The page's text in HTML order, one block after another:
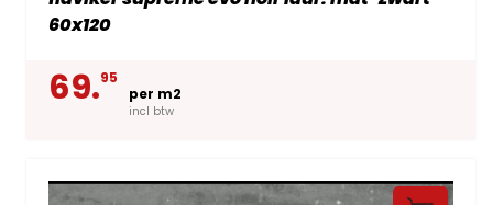
60x120
69.95
per m2
incl btw